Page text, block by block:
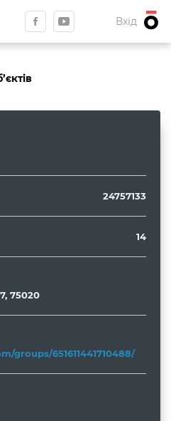
Вхід
24757133
14
75020
groups/651611441710488/